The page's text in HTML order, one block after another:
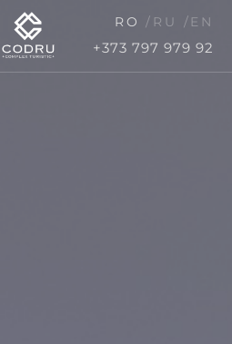
+373 797 979 92
RO RU EN